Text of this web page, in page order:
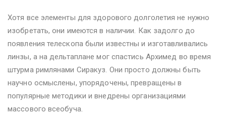
Хотя все элементы для здорового долголетия не нужно
изобретать, они имеются в наличии. Как задолго до
появления телескопа были известны и изготавливались
линзы, а на дельтаплане мог спастись Архимед во время
штурма римлянами Сиракуз. Они просто должны быть
научно осмыслены, упорядочены, превращены в
популярные методики и внедрены организациями
массового всеобуча.